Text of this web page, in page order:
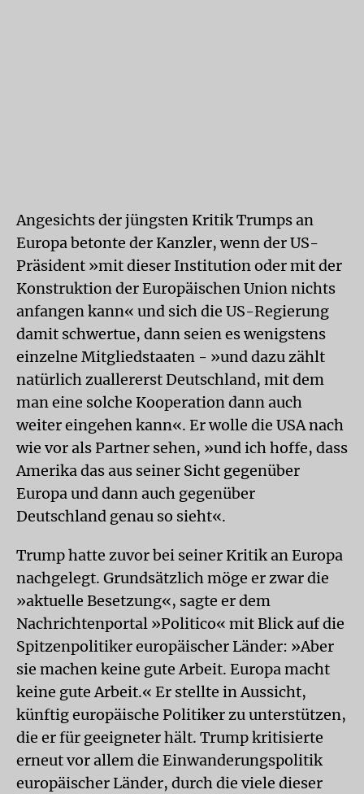
Angesichts der jüngsten Kritik Trumps an
Europa betonte der Kanzler, wenn der US-
Präsident »mit dieser Institution oder mit der
Konstruktion der Europäischen Union nichts
anfangen kann« und sich die US-Regierung
damit schwertue, dann seien es wenigstens
einzelne Mitgliedstaaten - »und dazu zählt
natürlich zuallererst Deutschland, mit dem
man eine solche Kooperation dann auch
weiter eingehen kann«. Er wolle die USA nach
wie vor als Partner sehen, »und ich hoffe, dass
Amerika das aus seiner Sicht gegenüber
Europa und dann auch gegenüber
Deutschland genau so sieht«.
Trump hatte zuvor bei seiner Kritik an Europa
nachgelegt. Grundsätzlich möge er zwar die
»aktuelle Besetzung«, sagte er dem
Nachrichtenportal »Politico« mit Blick auf die
Spitzenpolitiker europäischer Länder: »Aber
sie machen keine gute Arbeit. Europa macht
keine gute Arbeit.« Er stellte in Aussicht,
künftig europäische Politiker zu unterstützen,
die er für geeigneter hält. Trump kritisierte
erneut vor allem die Einwanderungspolitik
europäischer Länder, durch die viele dieser